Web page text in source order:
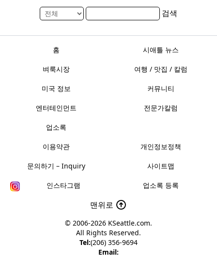
검색
홈 시애틀 뉴스
벼룩시장 여행 / 맛집 / 칼럼
미국 정보 커뮤니티
엔터테인먼트 전문가칼럼
업소록
이용약관 개인정보정책
문의하기 – Inquiry 사이트맵
인스타그램 업소록 등록
맨위로
© 2006-2026 KSeattle.com.
All Rights Reserved.
Tel:(206) 356-9694
Email: